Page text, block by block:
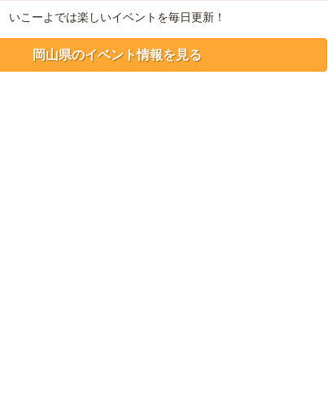
いこーよでは楽しいイベントを毎日更新！
岡山県のイベント情報を見る